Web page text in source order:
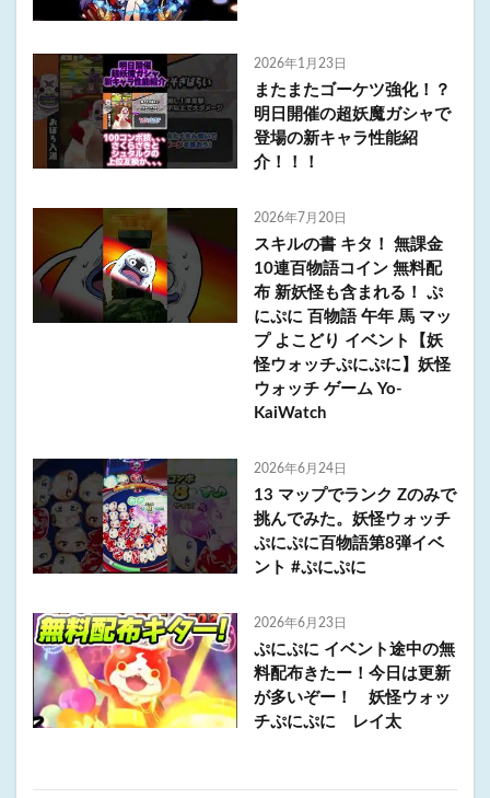
2026年1月23日
またまたゴーケツ強化！？
明日開催の超妖魔ガシャで
登場の新キャラ性能紹
介！！！
2026年7月20日
スキルの書 キタ！ 無課金
10連百物語コイン 無料配
布 新妖怪も含まれる！ ぷ
にぷに 百物語 午年 馬 マッ
プ よこどり イベント【妖
怪ウォッチぷにぷに】妖怪
ウォッチ ゲーム Yo-
KaiWatch
2026年6月24日
13 マップでランク Zのみで
挑んでみた。妖怪ウォッチ
ぷにぷに百物語第8弾イベ
ント #ぷにぷに
2026年6月23日
ぷにぷに イベント途中の無
料配布きたー！今日は更新
が多いぞー！ 妖怪ウォッ
チぷにぷに レイ太